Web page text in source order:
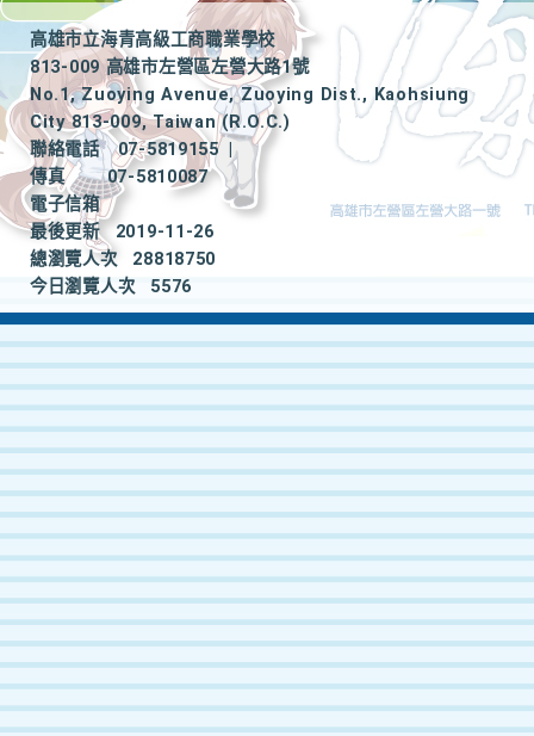
高雄市立海青高級工商職業學校
813-009 高雄市左營區左營大路1號
No.1, Zuoying Avenue, Zuoying Dist., Kaohsiung
City 813-009, Taiwan (R.O.C.)
聯絡電話
07-5819155
|
傳真
07-5810087
電子信箱
最後更新
2019-11-26
總瀏覽人次
28818750
今日瀏覽人次
5576